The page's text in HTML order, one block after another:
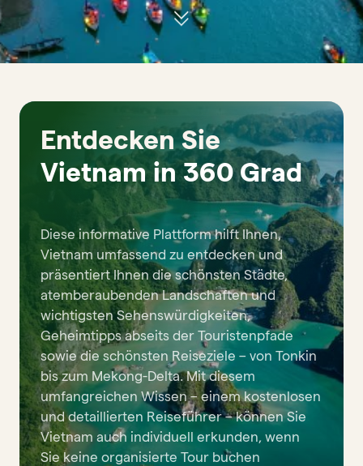
Entdecken Sie
Vietnam in 360 Grad
Diese informative Plattform hilft Ihnen,
Vietnam umfassend zu entdecken und
präsentiert Ihnen die schönsten Städte,
atemberaubenden Landschaften und
wichtigsten Sehenswürdigkeiten,
Geheimtipps abseits der Touristenpfade
sowie die schönsten Reiseziele – von Tonkin
bis zum Mekong-Delta. Mit diesem
umfangreichen Wissen – einem kostenlosen
und detaillierten Reiseführer – können Sie
Vietnam auch individuell erkunden, wenn
Sie keine organisierte Tour buchen